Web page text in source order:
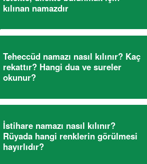
kılınan namazdır
Teheccüd namazı nasıl kılınır? Kaç
rekattır? Hangi dua ve sureler
okunur?
İstihare namazı nasıl kılınır?
Rüyada hangi renklerin görülmesi
hayırlıdır?